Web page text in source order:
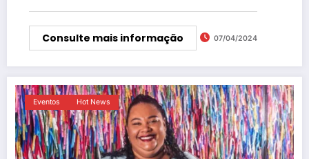
Consulte mais informação 07/04/2024
Eventos Hot News